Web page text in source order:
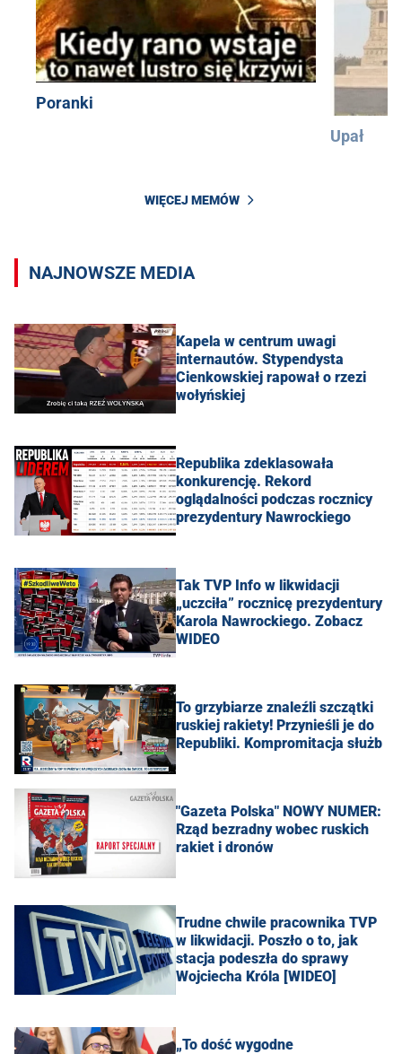
Poranki
Upał
WIĘCEJ MEMÓW
NAJNOWSZE MEDIA
Kapela w centrum uwagi
internautów. Stypendysta
Cienkowskiej rapował o rzezi
wołyńskiej
Republika zdeklasowała
konkurencję. Rekord
oglądalności podczas rocznicy
prezydentury Nawrockiego
Tak TVP Info w likwidacji
„uczciła” rocznicę prezydentury
Karola Nawrockiego. Zobacz
WIDEO
To grzybiarze znaleźli szczątki
ruskiej rakiety! Przynieśli je do
Republiki. Kompromitacja służb
"Gazeta Polska" NOWY NUMER:
Rząd bezradny wobec ruskich
rakiet i dronów
Trudne chwile pracownika TVP
w likwidacji. Poszło o to, jak
stacja podeszła do sprawy
Wojciecha Króla [WIDEO]
„To dość wygodne